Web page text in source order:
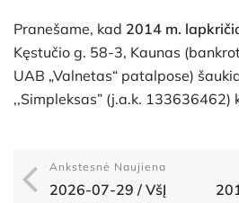
Pranešame, kad 2014 m.
Kęstučio g. 58-3, Kaunas
UAB „Valnetas“ patalpose)
,,Simpleksas” (j.a.k. 133636462)
Ankstesnė Naujiena
2026-07-29 / VšĮ